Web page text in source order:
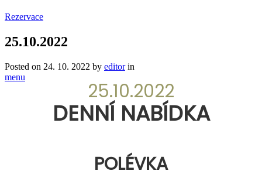
Rezervace
25.10.2022
Posted on 24. 10. 2022 by editorin
menu
25.10.2022
DENNÍ NABÍDKA
POLÉVKA